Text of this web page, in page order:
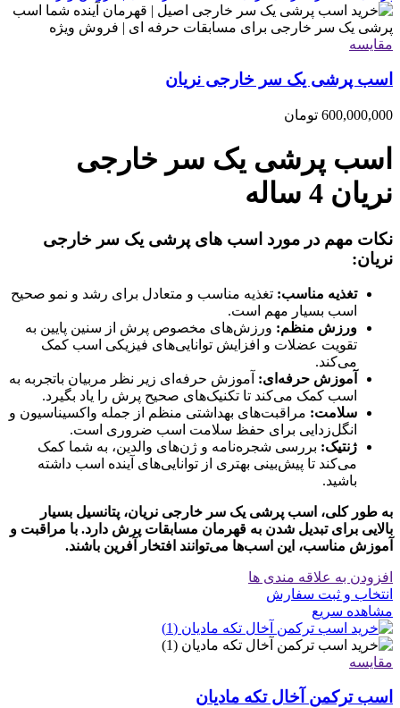
مقایسه
اسب پرشی یک سر خارجی نریان
600,000,000 تومان
اسب پرشی یک سر خارجی
نریان 4 ساله
نکات مهم در مورد اسب های پرشی یک سر خارجی
نریان:
تغذیه مناسب: تغذیه مناسب و متعادل برای رشد و نمو صحیح
اسب بسیار مهم است.
ورزش منظم: ورزش‌های مخصوص پرش از سنین پایین به
تقویت عضلات و افزایش توانایی‌های فیزیکی اسب کمک
می‌کند.
آموزش حرفه‌ای: آموزش حرفه‌ای زیر نظر مربیان باتجربه به
اسب کمک می‌کند تا تکنیک‌های صحیح پرش را یاد بگیرد.
سلامت: مراقبت‌های بهداشتی منظم از جمله واکسیناسیون و
انگل‌زدایی برای حفظ سلامت اسب ضروری است.
ژنتیک: بررسی شجره‌نامه و ژن‌های والدین، به شما کمک
می‌کند تا پیش‌بینی بهتری از توانایی‌های آینده اسب داشته
باشید.
به طور کلی، اسب پرشی یک سر خارجی نریان، پتانسیل بسیار
بالایی برای تبدیل شدن به قهرمان مسابقات پرش دارد. با مراقبت و
آموزش مناسب، این اسب‌ها می‌توانند افتخار آفرین باشند.
افزودن به علاقه مندی ها
انتخاب و ثبت سفارش
مشاهده سریع
مقایسه
اسب ترکمن آخال تکه مادیان